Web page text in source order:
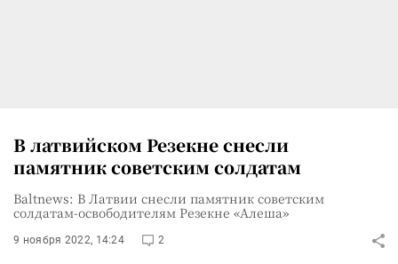
В латвийском Резекне снесли
памятник советским солдатам
Baltnews: В Латвии снесли памятник советским
солдатам-освободителям Резекне «Алеша»
9 ноября 2022, 14:24 2